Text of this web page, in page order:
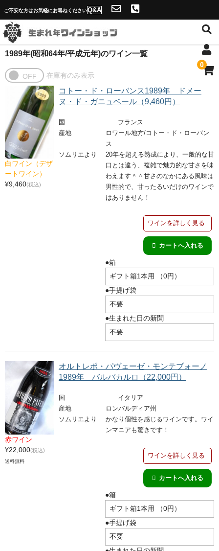
ご不安な方はお気軽にお尋ねくださいQ&A
0
ホーム
店舗概要・送料
ソムリエ紹介と生まれ年ワインショップの魅力
年号一覧へ
Q&A
当店独自のサービス！
名入れが出来ない理由
1989年(昭和64年/平成元年)のワイン一覧
白ワイン（デザ
ートワイン）
¥9,460(税込)
コトー・ド・ローバンス1989年 ドメー
ヌ・ド・ガニュベール（9,460円）
国
フランス
産地
ロワール地方/コトー・ド・ローバン
ス
ソムリエより
20年を超える熟成により、一般的な甘
口とは違う、複雑で魅力的な甘さを味
わえます＾＾甘さのなかにある風味は
男性的で、甘ったるいだけのワインで
はありません！
ワインを詳しく見る
●箱
●手提げ袋
●生まれた日の新聞
赤ワイン
¥22,000(税込)
送料無料
オルトレポ・パヴェーゼ・モンテブォーノ
1989年 バルバカルロ（22,000円）
国
イタリア
産地
ロンバルディア州
ソムリエより
かなり個性を感じるワインです。ワイ
ンマニアも驚きです！
ワインを詳しく見る
●箱
●手提げ袋